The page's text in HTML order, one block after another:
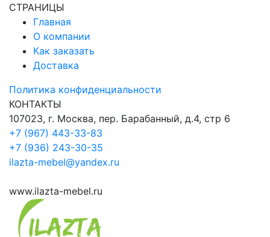
СТРАНИЦЫ
Главная
О компании
Как заказать
Доставка
Политика конфиденциальности
КОНТАКТЫ
107023, г. Москва, пер. Барабанный, д.4, стр 6
+7 (967) 443-33-83
+7 (936) 243-30-35
ilazta-mebel@yandex.ru
www.ilazta-mebel.ru